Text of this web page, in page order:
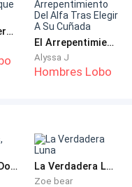
Pero hay algo que
evitar que más
de que seamos
apariencia serás mi
en mi vida
estar dispuesto
fácil.
podía creer. ¡Qué
Amor que muerde, dolor que permanece
El Arrepentimiento Del Alfa Tras Elegir A Su Cuñada
Alyssa J
Hombres Lobo
Diez Dólares, Dos Vidas La Verdadera Luna
Zoe bear